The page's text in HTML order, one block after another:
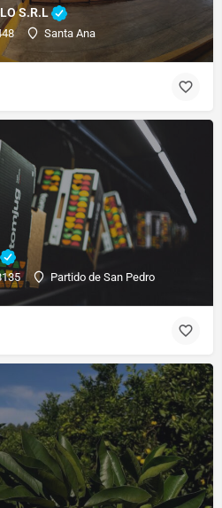
S.R.L
Santa Ana
Partido de San Pedro